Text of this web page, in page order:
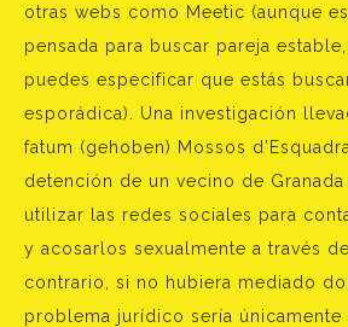
otras webs como Meetic (aunque
pensada para buscar pareja
puedes especificar que estás
esporádica). Una investigación
fatum (gehoben) Mossos
detención de un vecino de
utilizar las redes sociales para
y acosarlos sexualmente a través
contrario, si no hubiera mediado
problema jurídico sería únicamente